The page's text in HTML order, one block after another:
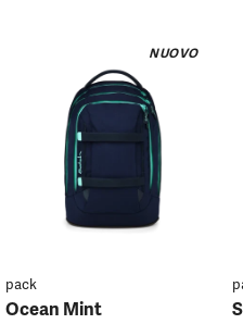
NUOVO
pack
Ocean Mint